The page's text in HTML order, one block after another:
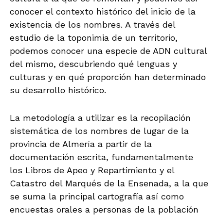
conocer el contexto histórico del inicio de la
existencia de los nombres. A través del
estudio de la toponimia de un territorio,
podemos conocer una especie de ADN cultural
del mismo, descubriendo qué lenguas y
culturas y en qué proporción han determinado
su desarrollo histórico.
La metodología a utilizar es la recopilación
sistemática de los nombres de lugar de la
provincia de Almería a partir de la
documentación escrita, fundamentalmente
los Libros de Apeo y Repartimiento y el
Catastro del Marqués de la Ensenada, a la que
se suma la principal cartografía así como
encuestas orales a personas de la población